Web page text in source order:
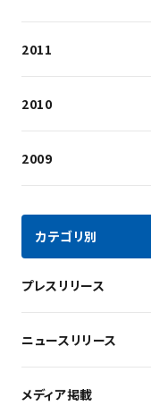
2011
2010
2009
カテゴリ別
プレスリリース
ニュースリリース
メディア掲載